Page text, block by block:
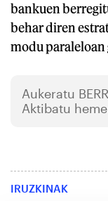
bankuen
behar diren
modu paraleloan
Aukeratu
Aktibatu
IRUZKINAK